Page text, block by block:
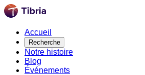
Accueil
Recherche
Notre histoire
Blog
Événements